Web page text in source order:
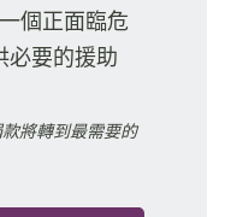
個正面臨危
必要的援助
將轉到最需要的